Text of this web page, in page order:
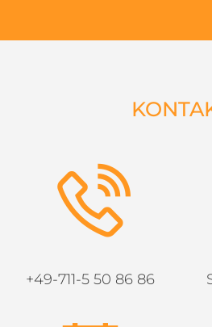
+49-711-5 50 86 86